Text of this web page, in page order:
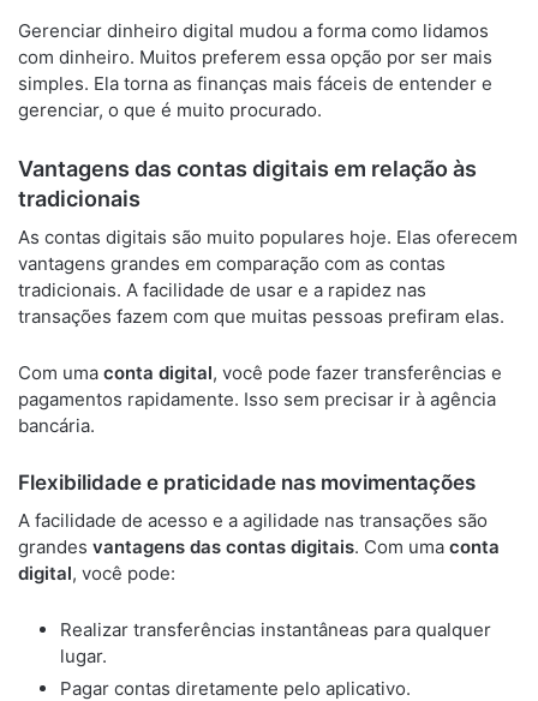
Gerenciar dinheiro digital mudou a forma como lidamos
com dinheiro. Muitos preferem essa opção por ser mais
simples. Ela torna as finanças mais fáceis de entender e
gerenciar, o que é muito procurado.
Vantagens das contas digitais em relação às
tradicionais
As contas digitais são muito populares hoje. Elas oferecem
vantagens grandes em comparação com as contas
tradicionais. A facilidade de usar e a rapidez nas
transações fazem com que muitas pessoas prefiram elas.
Com uma conta digital, você pode fazer transferências e
pagamentos rapidamente. Isso sem precisar ir à agência
bancária.
Flexibilidade e praticidade nas movimentações
A facilidade de acesso e a agilidade nas transações são
grandes vantagens das contas digitais. Com uma conta
digital, você pode:
Realizar transferências instantâneas para qualquer
lugar.
Pagar contas diretamente pelo aplicativo.